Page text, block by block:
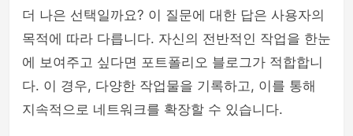
더 나은 선택일까요? 이 질문에 대한 답은 사용자의
목적에 따라 다릅니다. 자신의 전반적인 작업을 한눈
에 보여주고 싶다면 포트폴리오 블로그가 적합합니
다. 이 경우, 다양한 작업물을 기록하고, 이를 통해
지속적으로 네트워크를 확장할 수 있습니다.